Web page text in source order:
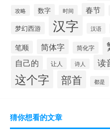
攻略 数字 时间 春节
梦幻西游 汉字 汉语
笔顺 简体字 简化字
自己的 让人 诗人 读
这个字 部首 都是
猜你想看的文章